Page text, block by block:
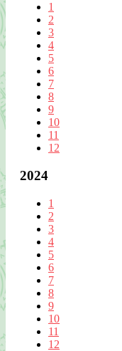
1
2
3
4
5
6
7
8
9
10
11
12
2024
1
2
3
4
5
6
7
8
9
10
11
12